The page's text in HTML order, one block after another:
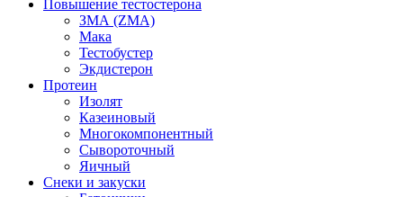
Повышение тестостерона
ЗМА (ZMA)
Мака
Тестобустер
Экдистерон
Протеин
Изолят
Казеиновый
Многокомпонентный
Сывороточный
Яичный
Снеки и закуски